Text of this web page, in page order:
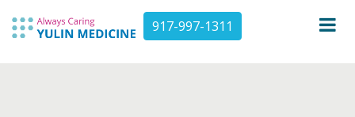
917-997-1311